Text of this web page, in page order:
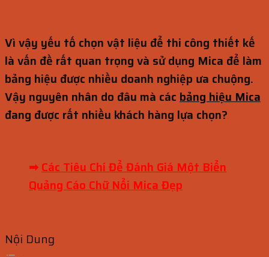
Vì vậy yếu tố chọn vật liệu để thi công thiết kế
là vấn đề rất quan trọng và sử dụng Mica để làm
bảng hiệu được nhiều doanh nghiệp ưa chuộng.
Vậy nguyên nhân do đâu mà các bảng hiệu Mica
đang được rất nhiều khách hàng lựa chọn?
➡Các Tiêu Chí Để Đánh Giá Một Biển
Quảng Cáo Chữ Nổi Mica Đẹp
Nội Dung